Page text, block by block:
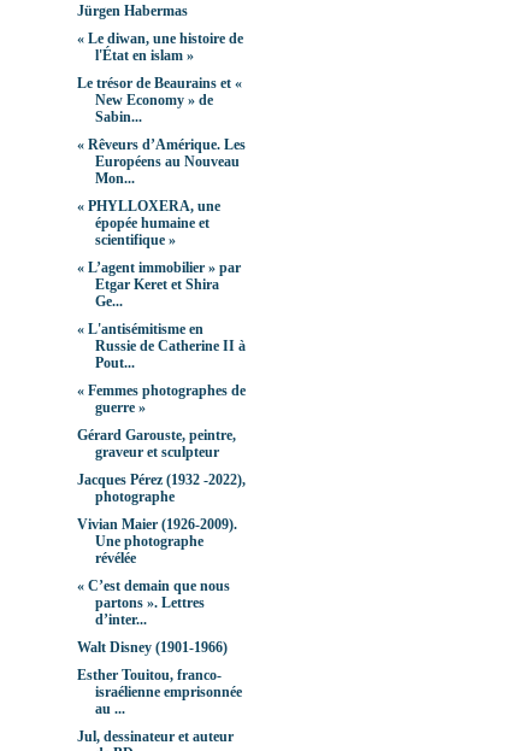
Jürgen Habermas
« Le diwan, une histoire de
l'État en islam »
Le trésor de Beaurains et «
New Economy » de
Sabin...
« Rêveurs d’Amérique. Les
Européens au Nouveau
Mon...
« PHYLLOXERA, une
épopée humaine et
scientifique »
« L’agent immobilier » par
Etgar Keret et Shira
Ge...
« L'antisémitisme en
Russie de Catherine II à
Pout...
« Femmes photographes de
guerre »
Gérard Garouste, peintre,
graveur et sculpteur
Jacques Pérez (1932 -2022),
photographe
Vivian Maier (1926-2009).
Une photographe
révélée
« C’est demain que nous
partons ». Lettres
d’inter...
Walt Disney (1901-1966)
Esther Touitou, franco-
israélienne emprisonnée
au ...
Jul, dessinateur et auteur